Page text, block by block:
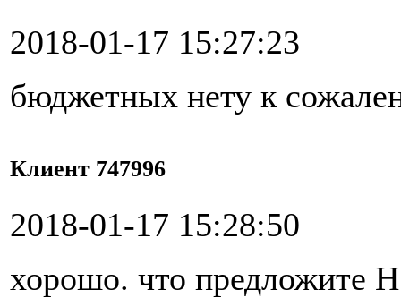
2018-01-17 15:27:23
бюджетных нету к
Клиент 747996
2018-01-17 15:28:50
хорошо. что предложите